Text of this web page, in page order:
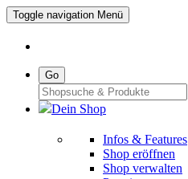
Toggle navigation Menü
Go
Dein Shop
Infos & Features
Shop eröffnen
Shop verwalten